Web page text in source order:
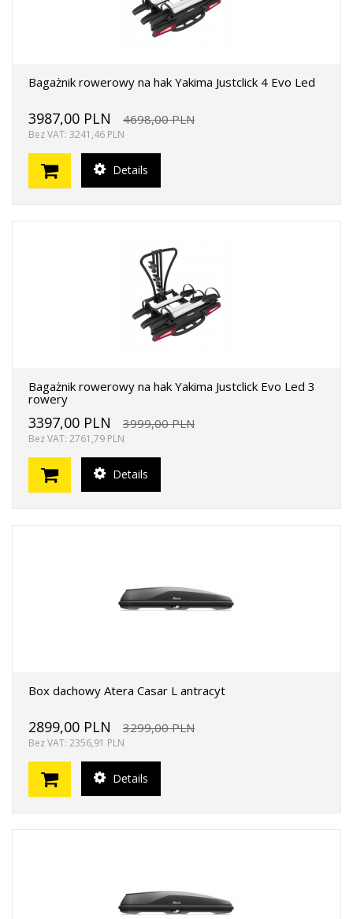
Bagażnik rowerowy na hak Yakima Justclick 4 Evo Led
3987,00 PLN 4698,00 PLN
Bez VAT: 3241,46 PLN
Details
Bagażnik rowerowy na hak Yakima Justclick Evo Led 3
rowery
3397,00 PLN 3999,00 PLN
Bez VAT: 2761,79 PLN
Details
Box dachowy Atera Casar L antracyt
2899,00 PLN 3299,00 PLN
Bez VAT: 2356,91 PLN
Details